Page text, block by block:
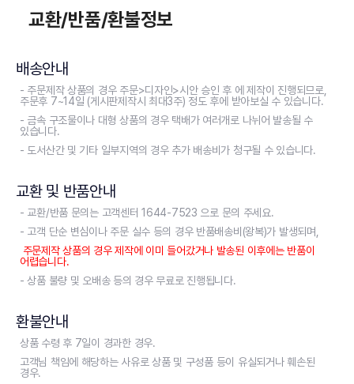
교환/반품/환불정보
배송안내
- 주문제작 상품의 경우 주문>디자인>시안 승인 후 에 제작이 진행되므로,
주문후 7~14일 (게시판제작시 최대3주) 정도 후에 받아보실 수 있습니다.
- 금속 구조물이나 대형 상품의 경우 택배가 여러개로 나뉘어 발송될 수
있습니다.
- 도서산간 및 기타 일부지역의 경우 추가 배송비가 청구될 수 있습니다.
교환 및 반품안내
- 교환/반품 문의는 고객센터 1644-7523 으로 문의 주세요.
- 고객 단순 변심이나 주문 실수 등의 경우 반품배송비(왕복)가 발생되며,
주문제작 상품의 경우 제작에 이미 들어갔거나 발송된 이후에는 반품이
어렵습니다.
- 상품 불량 및 오배송 등의 경우 무료로 진행됩니다.
환불안내
상품 수령 후 7일이 경과한 경우.
고객님 책임에 해당하는 사유로 상품 및 구성품 등이 유실되거나 훼손된
경우.